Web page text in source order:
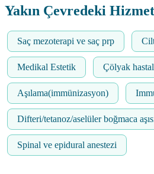
Yakın Çevredeki
Saç mezoterapi ve saç prp
Medikal Estetik Çölyak
Aşılama(immünizasyon)
Difteri/tetanoz/aselüler boğmaca
Spinal ve epidural anestezi